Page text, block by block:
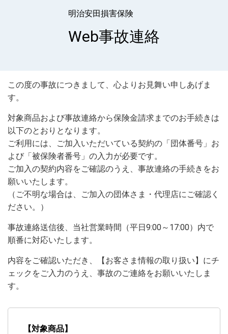
明治安田損害保険
Web事故連絡
この度の事故につきまして、心よりお見舞い申しあげま
す。
対象商品および事故連絡から保険金請求までのお手続きは
以下のとおりとなります。
ご利用には、ご加入いただいている契約の「団体番号」お
よび「被保険者番号」の入力が必要です。
ご加入の契約内容をご確認のうえ、事故連絡の手続きをお
願いいたします。
（ご不明な場合は、ご加入の団体さま・代理店にご確認く
ださい。）
事故連絡送信後、当社営業時間（平日9:00～17:00）内で
順番に対応いたします。
内容をご確認いただき、【お客さま情報の取り扱い】にチ
ェックをご入力のうえ、事故のご連絡をお願いいたしま
す。
【対象商品】